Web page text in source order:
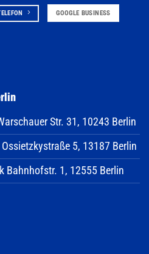
GOOGLE BUSINESS
Str. 31, 10243 Berlin
5, 13187 Berlin
Bahnhofstr. 1, 12555 Berlin